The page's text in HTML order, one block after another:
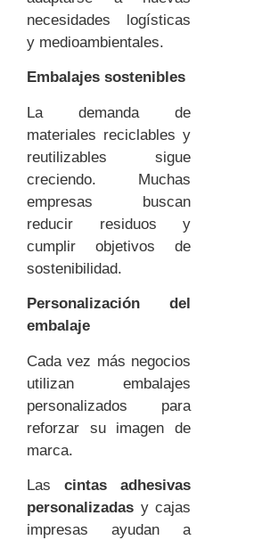
necesidades logísticas
y medioambientales.
Embalajes sostenibles
La demanda de
materiales reciclables y
reutilizables sigue
creciendo. Muchas
empresas buscan
reducir residuos y
cumplir objetivos de
sostenibilidad.
Personalización del
embalaje
Cada vez más negocios
utilizan embalajes
personalizados para
reforzar su imagen de
marca.
Las cintas adhesivas
personalizadas y cajas
impresas ayudan a